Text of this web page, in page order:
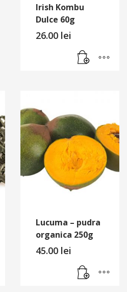
Irish Kombu
Dulce 60g
26.00 lei
Lucuma – pudra
organica 250g
45.00 lei